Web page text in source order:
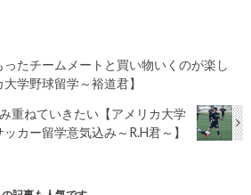
たチームメートと買い物いくのが楽し
学野球留学～裕道君】
重ねていきたい【アメリカ大学
ッカー留学意気込み～R.H君～】